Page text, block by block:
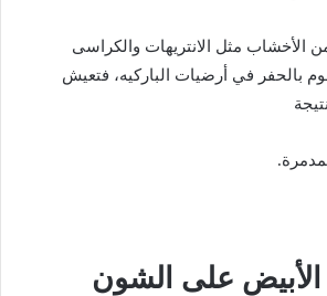
الأخشاب مثل الانتريهات والكراسى
بالحفر في أرضيات الباركيه، فتعيش
الأبيض على الشون